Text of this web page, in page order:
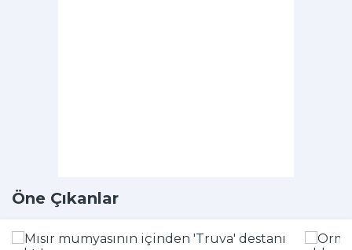
Öne Çıkanlar